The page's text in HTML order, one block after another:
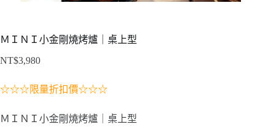
ＭＩＮＩ小金剛燒烤爐｜桌上型
NT$3,980
☆☆☆限量折扣價☆☆☆
ＭＩＮＩ小金剛燒烤爐｜桌上型